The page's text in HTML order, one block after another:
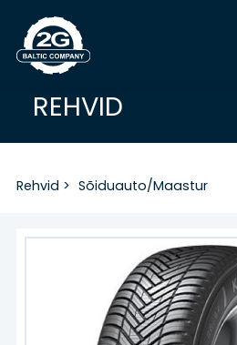
REHVID
Rehvid > Sõiduauto/Maastur